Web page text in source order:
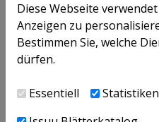
Liegen alle erforderlichen
Basis die elektronische
Schritt von der
transaktionsbezogenen
dann weitaus weniger
Rechnung bereits alle
Diese Webseite
Anzeigen zu
Bestimmen Sie, welche
dürfen.
Essentiell Statistiken